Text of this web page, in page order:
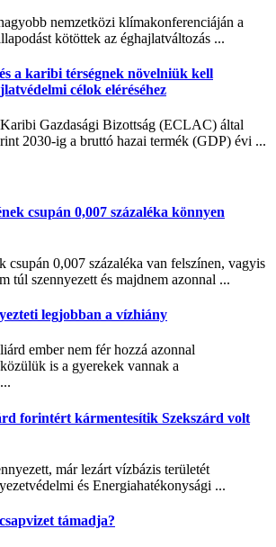
nemzetközi klímakonferenciáján a
kötöttek az éghajlatváltozás ...
a karibi térségnek növelniük kell
célok eléréséhez
Gazdasági Bizottság (ECLAC) által
2030-ig a bruttó hazai termék (GDP) évi ...
csupán 0,007 százaléka könnyen
csupán 0,007 százaléka van felszínen, vagyis
túl szennyezett és majdnem azonnal ...
legjobban a vízhiány
ember nem fér hozzá azonnal
is a gyerekek vannak a
forintért kármentesítik Szekszárd volt
már lezárt vízbázis területét
és Energiahatékonysági ...
támadja?